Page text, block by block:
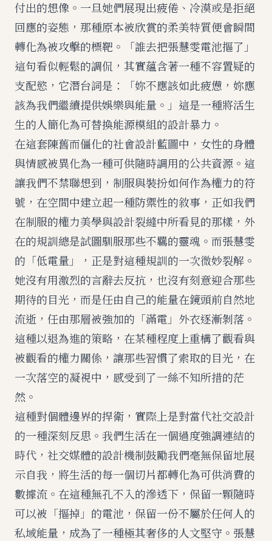
付出的想像。一旦她們展現出疲倦、冷漠或是拒絕
回應的姿態，那種原本被欣賞的柔美特質便會瞬間
轉化為被攻擊的標靶。「誰去把張慧雯電池摳了」
這句看似輕鬆的調侃，其實蘊含著一種不容置疑的
支配慾，它潛台詞是：「妳不應該如此疲憊，妳應
該為我們繼續提供娛樂與能量。」這是一種將活生
生的人簡化為可替換能源模組的設計暴力。
在這套陳舊而僵化的社會設計藍圖中，女性的身體
與情感被異化為一種可供隨時調用的公共資源。這
讓我們不禁聯想到，制服與裝扮如何作為權力的符
號，在空間中建立起一種防禦性的敘事，正如我們
在制服的權力美學與設計裂縫中所看見的那樣，外
在的規訓總是試圖馴服那些不羈的靈魂。而張慧雯
的「低電量」，正是對這種規訓的一次微妙裂解。
她沒有用激烈的言辭去反抗，也沒有刻意迎合那些
期待的目光，而是任由自己的能量在鏡頭前自然地
流逝，任由那層被強加的「滿電」外衣逐漸剝落。
這種以退為進的策略，在某種程度上重構了觀看與
被觀看的權力關係，讓那些習慣了索取的目光，在
一次落空的凝視中，感受到了一絲不知所措的茫
然。
這種對個體邊界的捍衛，實際上是對當代社交設計
的一種深刻反思。我們生活在一個過度強調連結的
時代，社交媒體的設計機制鼓勵我們毫無保留地展
示自我，將生活的每一個切片都轉化為可供消費的
數據流。在這種無孔不入的滲透下，保留一顆隨時
可以被「摳掉」的電池，保留一份不屬於任何人的
私域能量，成為了一種極其奢侈的人文堅守。張慧